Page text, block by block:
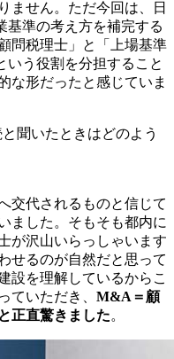
ません。ただ今回は、日
基準の考え方を補完する
問税理士」と「上場基準
いう役割を分担すること
な形だったと感じていま
聞いたときはどのよう
交代されるものと信じて
ました。そもそも都内に
が沢山いらっしゃいます
せるのが自然だと思って
設を理解しているからこ
ていただき、 M&A＝顧
正直驚きました。